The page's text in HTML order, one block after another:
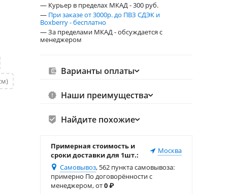
— Курьер в пределах МКАД - 300 руб.
— При заказе от 3000р. до ПВЗ СДЭК и
Boxberry - бесплатно
— За пределами МКАД - обсуждается с
менеджером
Варианты оплаты
Наши преимущества
Найдите похожие
Примерная стоимость и
сроки доставки для 1шт.:
Москва
Самовывоз, 562 пункта самовывоза:
примерно По договорённости с
менеджером, от0₽